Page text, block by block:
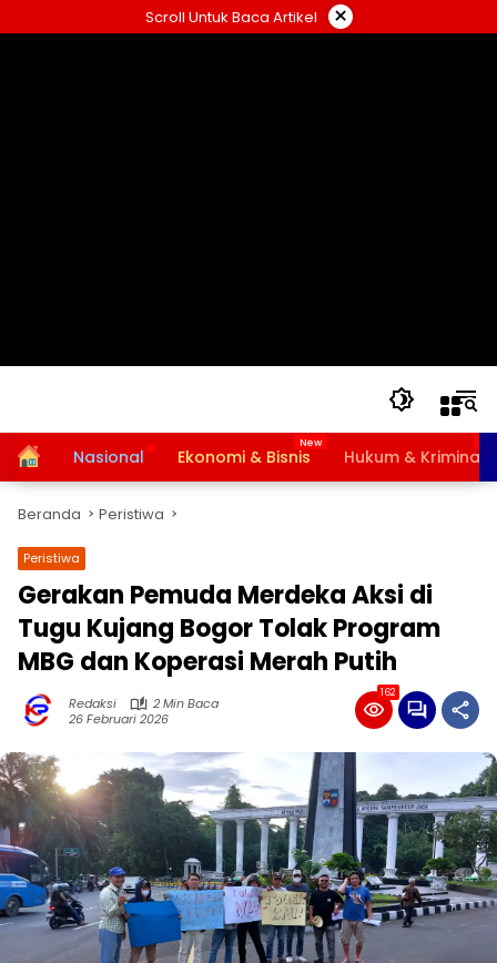
ke
Scroll Untuk Baca Artikel ×
HomeNasional Ekonomi & Bisnis Hukum & Kriminal
Beranda Peristiwa
Peristiwa
Gerakan Pemuda Merdeka Aksi di
Tugu Kujang Bogor Tolak Program
MBG dan Koperasi Merah Putih
Redaksi
2 Min Baca
26 Februari 2026
162